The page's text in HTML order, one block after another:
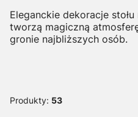
Eleganckie dekoracje
tworzą magiczną
gronie najbliższych osób.
Produkty: 53